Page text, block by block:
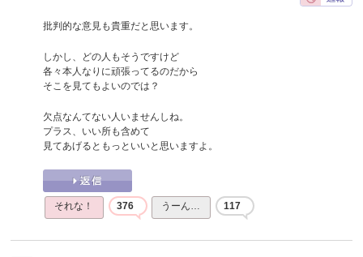
批判的な意見も貴重だと思います。
しかし、どの人もそうですけど
各々本人なりに頑張ってるのだから
そこを見てもよいのでは？
欠点なんてない人いませんしね。
プラス、いい所も含めて
見てあげるともっといいと思いますよ。
それな！ 376 うーん… 117